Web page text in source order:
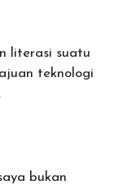
literasi suatu
teknologi
bukan